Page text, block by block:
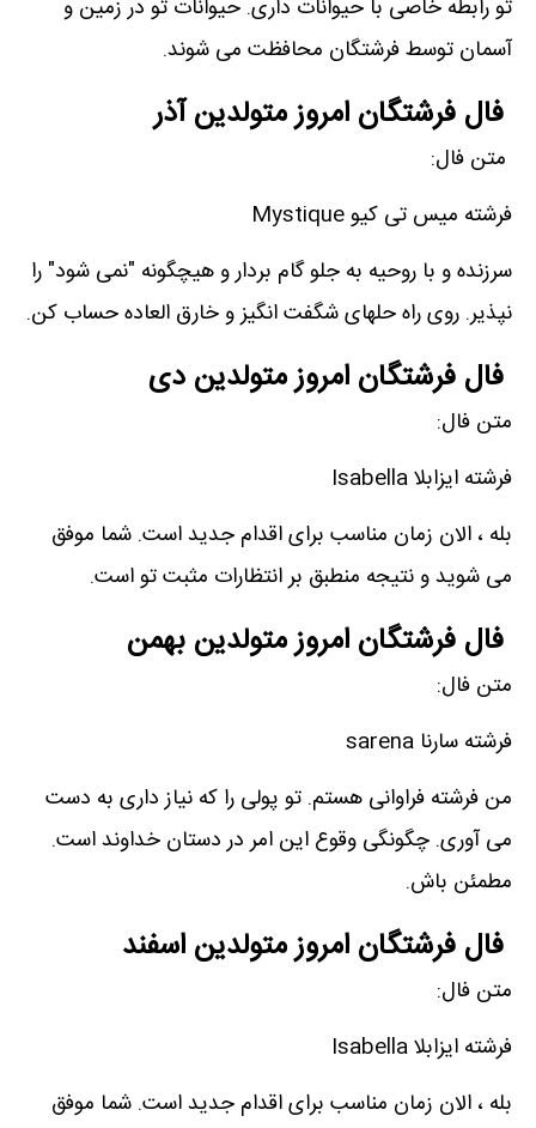
تو رابطه خاصی با حیوانات داری. حیوانات تو در زمین و
آسمان توسط فرشتگان محافظت می شوند.
فال فرشتگان امروز متولدین آذر
متن فال:
فرشته میس تی کیو Mystique
سرزنده و با روحیه به جلو گام بردار و هیچگونه "نمی شود" را
نپذیر. روی راه حلهای شگفت انگیز و خارق العاده حساب کن.
فال فرشتگان امروز متولدین دی
متن فال:
فرشته ایزابلا Isabella
بله ، الان زمان مناسب برای اقدام جدید است. شما موفق
می شوید و نتیجه منطبق بر انتظارات مثبت تو است.
فال فرشتگان امروز متولدین بهمن
متن فال:
فرشته سارنا sarena
من فرشته فراوانی هستم. تو پولی را که نیاز داری به دست
می آوری. چگونگی وقوع این امر در دستان خداوند است.
مطمئن باش.
فال فرشتگان امروز متولدین اسفند
متن فال:
فرشته ایزابلا Isabella
بله ، الان زمان مناسب برای اقدام جدید است. شما موفق